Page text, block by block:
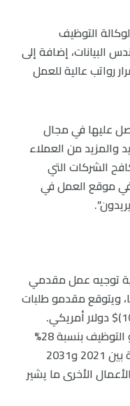
التوظيف
البيانات، إضافة إلى
رواتب عالية للعمل
عليها في مجال
والمزيد من العملاء
الشركات التي
موقع العمل في
توجيه عمل مقدمي
ويتوقع مقدمو طلبات
التوظيف عادةً راتباً بمتوسط (101,340)$ دولار أمريكي.
وتوقعت إحصائيات مكتب العمل نمو التوظيف بنسبة 28%
في وظيفة مدير خدمات طبية وصحية بين 2021 و2031
الأخرى ما يشير